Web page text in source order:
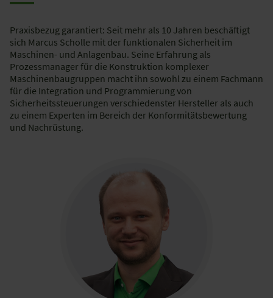
Praxisbezug garantiert: Seit mehr als 10 Jahren beschäftigt
sich Marcus Scholle mit der funktionalen Sicherheit im
Maschinen- und Anlagenbau. Seine Erfahrung als
Prozessmanager für die Konstruktion komplexer
Maschinenbaugruppen macht ihn sowohl zu einem Fachmann
für die Integration und Programmierung von
Sicherheitssteuerungen verschiedenster Hersteller als auch
zu einem Experten im Bereich der Konformitätsbewertung
und Nachrüstung.